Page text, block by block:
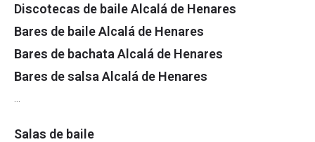
Discotecas de baile Alcalá de Henares
Bares de baile Alcalá de Henares
Bares de bachata Alcalá de Henares
Bares de salsa Alcalá de Henares
Salas de baile